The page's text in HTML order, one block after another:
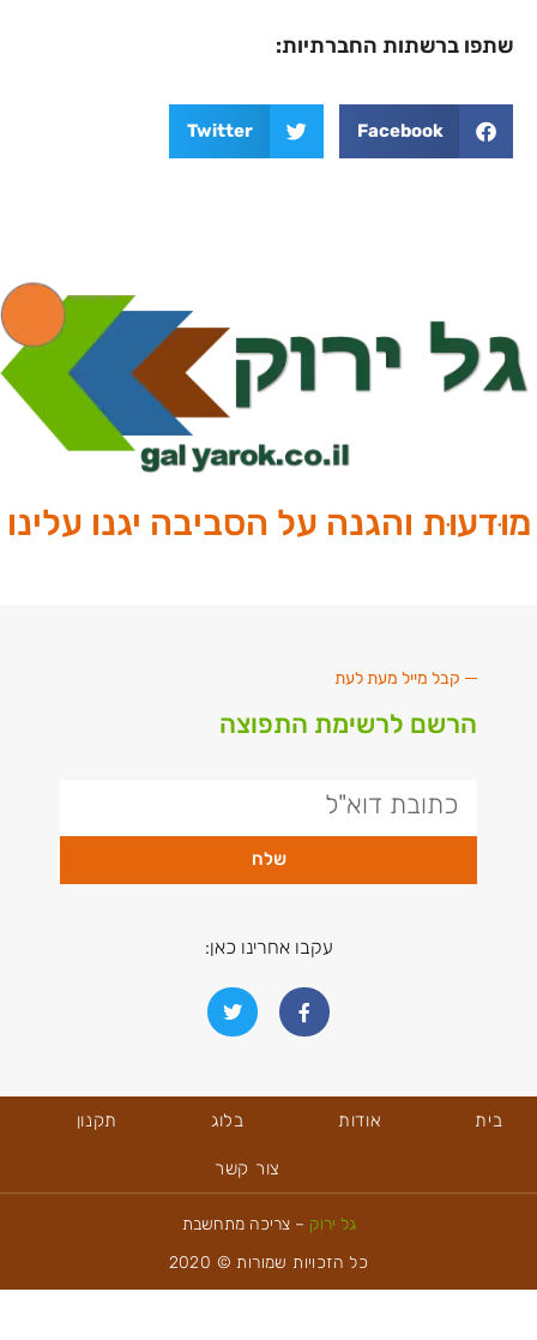
שתפו ברשתות החברתיות:
Facebook
Twitter
והגנה על הסביבה יגנו עלינו
קבל מייל מעת לעת
הרשם לרשימת התפוצה
שלח
עקבו אחרינו כאן:
בית אודות בלוג תקנון
צור קשר
גל ירוק– צריכה מתחשבת
כל הזכויות שמורות © 2020